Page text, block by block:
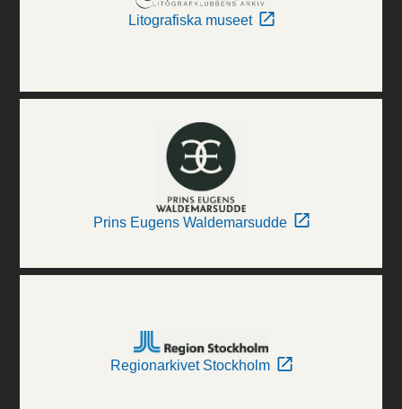
Litografiska museet
Prins Eugens Waldemarsudde
Regionarkivet Stockholm